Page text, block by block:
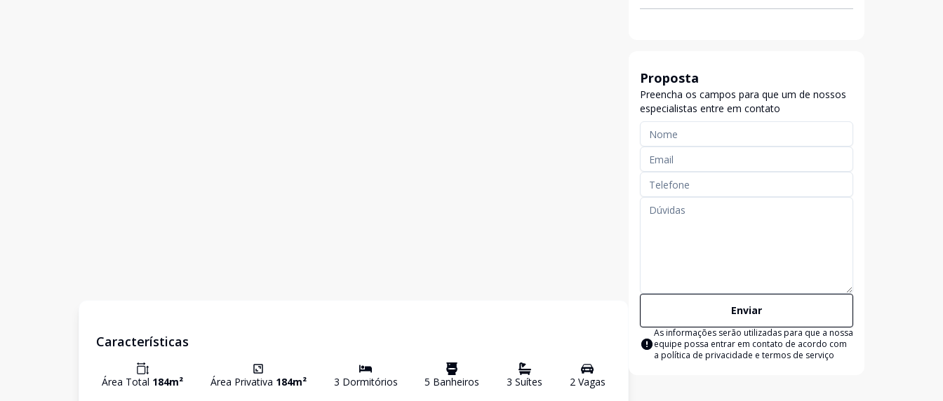
Características
Área Total 184m² Área Privativa 184m² 3 Dormitórios 5 Banheiros 3 Suítes 2Vagas
Proposta
Preencha os campos para que um de nossos
especialistas entre em contato
Enviar
As informações serão utilizadas para que a nossa
equipe possa entrar em contato de acordo com
a política de privacidade e termos de serviço